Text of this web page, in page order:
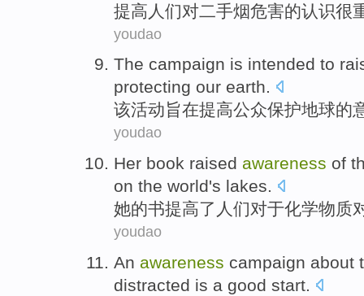
提高 人们对二手烟危害的认识很
youdao
The campaign is intended to
protecting our earth.
该活动旨在提高公众保护地球的
youdao
Her book raised awareness of
on the world's lakes.
她的书提高了 人们对于化学物质
youdao
An awareness campaign about
distracted is a good start.